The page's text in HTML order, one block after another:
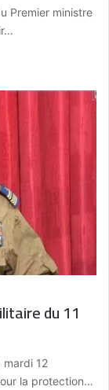
Premier ministre
du 11
mardi 12
la protection…